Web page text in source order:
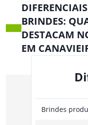
BRINDES:
DESTACAM
EM
Brindes